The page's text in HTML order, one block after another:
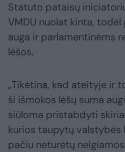
Statuto pataisų
VMDU nuolat kinta,
auga ir parlamentinėms
lėšos.
„Tikėtina, kad ateityje ir
ši išmokos lėšų suma
siūloma pristabdyti
kurios taupytų
pačiu neturėtų